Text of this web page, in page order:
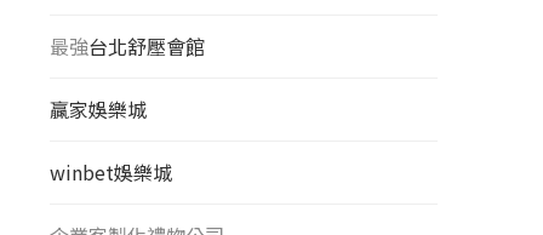
最強台北舒壓會館
贏家娛樂城
winbet娛樂城